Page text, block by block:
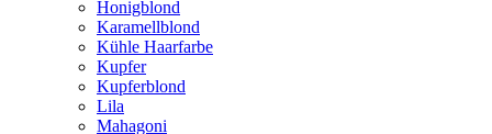
Honigblond
Karamellblond
Kühle Haarfarbe
Kupfer
Kupferblond
Lila
Mahagoni